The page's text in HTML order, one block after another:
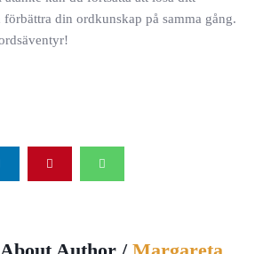
din ordkunskap på samma gång.